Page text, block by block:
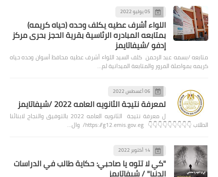
05 يوليو 2022
اللواء أشرف عطيه يكلف وحده (حياه كريمه)
بمتابعه المبادره الرئاسية بقرية الحجز بحرى مركز
إدفو /شيفاتايمز
متابعه /بسمه عبد الرحمن كلف السيد اللواء أشرف عطيه محافظ أسوان وحده حياه
كريمه بمواصلة المرور والمتابعة الميدانية لم…
06 أغسطس 2022
لمعرفة نتيجة الثانويه العامه 2022 /شيفاتايمز
ل معرفة نتيجة الثانويه العامه 2022 بالتوفيق والنجاح لابنائنا
الطلاب 👇👇👇👇👇👇👇👇👇 https://g12.emis.gov.eg/ وال…
14 أكتوبر 2022
"كي لا تتوه يا صاحبي: حكاية طالب في الدراسات
الدنيا" / شيفاتايمز